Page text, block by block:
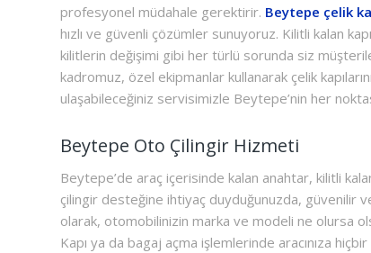
profesyonel müdahale gerektirir. Beytepe çelik
hızlı ve güvenli çözümler sunuyoruz. Kilitli kalan
kilitlerin değişimi gibi her türlü sorunda siz
kadromuz, özel ekipmanlar kullanarak çelik
ulaşabileceğiniz servisimizle Beytepe’nin her
Beytepe Oto Çilingir Hizmeti
Beytepe’de araç içerisinde kalan anahtar, kilitli
çilingir desteğine ihtiyaç duyduğunuzda, güvenilir
olarak, otomobilinizin marka ve modeli ne olursa
Kapı ya da bagaj açma işlemlerinde aracınıza